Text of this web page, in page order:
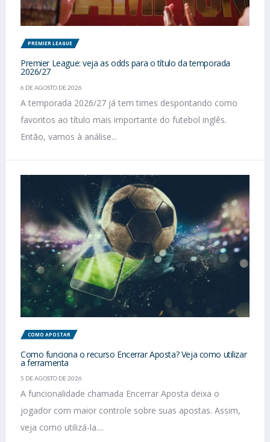
PREMIER LEAGUE
Premier League: veja as odds para o título da temporada
2026/27
6 DE AGOSTO DE 2026
A temporada 2026/27 já tem times despontando como
favoritos ao título mais importante do futebol inglês.
Então, vamos à análise...
COMO APOSTAR
Como funciona o recurso Encerrar Aposta? Veja como utilizar
a ferramenta
5 DE AGOSTO DE 2026
A funcionalidade chamada Encerrar Aposta deixa o
jogador com maior controle sobre suas apostas. Assim,
veja como utilizá-la....